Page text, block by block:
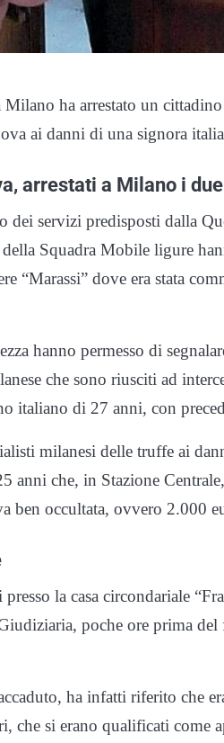
ha arrestato un
ai danni di una signora
arrestati a Milano i
dei servizi predisposti dalla
Squadra Mobile ligure
“Marassi” dove era stata
hanno permesso di
che sono riusciti ad
italiano di 27 anni, con
milanesi delle truffe ai
anni che, in Stazione
ben occultata, ovvero 2.000
la casa circondariale
poche ore prima del
ha infatti riferito che
che si erano qualificati come